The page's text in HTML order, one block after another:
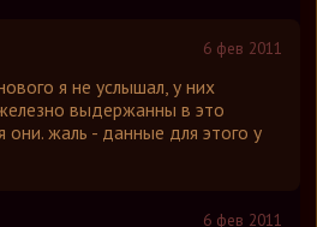
6 фев 2011
я не услышал, у них
выдержанны в это
они. жаль - данные для этого у
6 фев 2011